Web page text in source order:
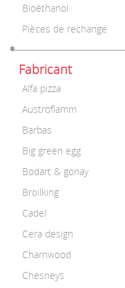
Bioéthanol
Pièces de rechange
Fabricant
Alfa pizza
Austroflamm
Barbas
Big green egg
Bodart & gonay
Broilking
Cadel
Cera design
Charnwood
Chesneys